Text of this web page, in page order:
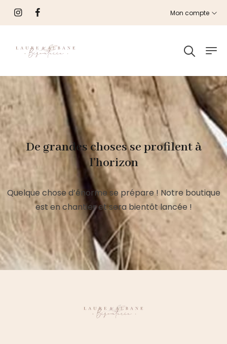
Mon compte
De grandes choses se profilent à
l’horizon
Quelque chose d’énorme se prépare ! Notre boutique
est en chantier et sera bientôt lancée !